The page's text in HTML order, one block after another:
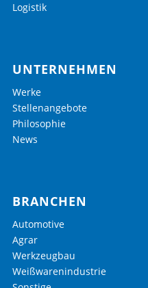
Logistik
UNTERNEHMEN
Werke
Stellenangebote
Philosophie
News
BRANCHEN
Automotive
Agrar
Werkzeugbau
Weißwarenindustrie